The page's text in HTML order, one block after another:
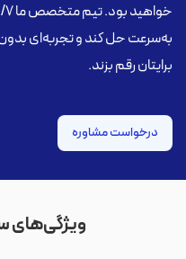
برایتان رقم بزند.
درخواست مشاوره
ویژگی‌های